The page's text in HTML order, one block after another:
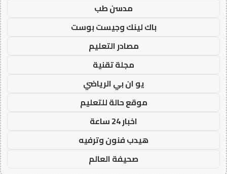
مدسن طب
باك لينك وجيست بوست
مصادر التعليم
مجلة تقنية
يو ان بي الرياضي
موقع حالة للتعليم
اخبار 24 ساعة
هيدب فنون وترفيه
صحيفة العالم